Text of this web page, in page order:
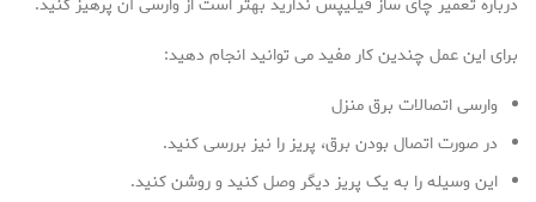
برای این عمل چندین کار مفید می توانید انجام دهید:
وارسی اتصالات برق منزل
در صورت اتصال بودن برق، پریز را نیز بررسی کنید.
این وسیله را به یک پریز دیگر وصل کنید و روشن کنید.